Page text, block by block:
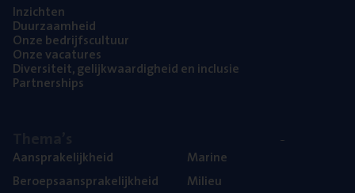
Inzich­ten
Duur­zaam­heid
Onze bedrijfs­cul­tuur
Onze vaca­tu­res
Diver­si­teit, gelijk­waar­dig­heid en inclusie
Part­ner­ships
Aan­spra­ke­lijk­heid
Beroeps­aan­spra­ke­lijk­heid
Mari­ne
Mili­eu